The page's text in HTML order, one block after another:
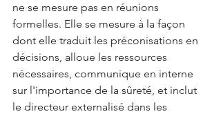
ne se mesure pas en réunions
formelles. Elle se mesure à la façon
dont elle traduit les préconisations en
décisions, alloue les ressources
nécessaires, communique en interne
sur l'importance de la sûreté, et inclut
le directeur externalisé dans les